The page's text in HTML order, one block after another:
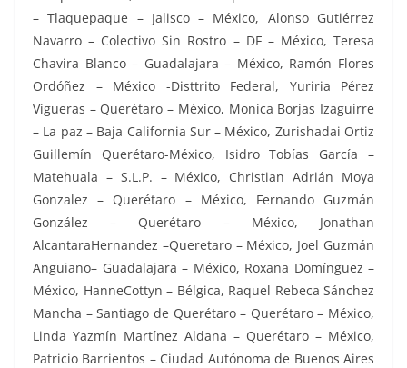
– Tlaquepaque – Jalisco – México, Alonso Gutiérrez
Navarro – Colectivo Sin Rostro – DF – México, Teresa
Chavira Blanco – Guadalajara – México, Ramón Flores
Ordóñez – México -Disttrito Federal, Yuriria Pérez
Vigueras – Querétaro – México, Monica Borjas Izaguirre
– La paz – Baja California Sur – México, Zurishadai Ortiz
Guillemín Querétaro-México, Isidro Tobías García –
Matehuala – S.L.P. – México, Christian Adrián Moya
Gonzalez – Querétaro – México, Fernando Guzmán
González – Querétaro – México, Jonathan
AlcantaraHernandez –Queretaro – México, Joel Guzmán
Anguiano– Guadalajara – México, Roxana Domínguez –
México, HanneCottyn – Bélgica, Raquel Rebeca Sánchez
Mancha – Santiago de Querétaro – Querétaro – México,
Linda Yazmín Martínez Aldana – Querétaro – México,
Patricio Barrientos – Ciudad Autónoma de Buenos Aires